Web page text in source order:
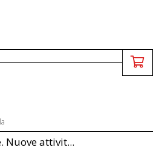
Nuove attivit...